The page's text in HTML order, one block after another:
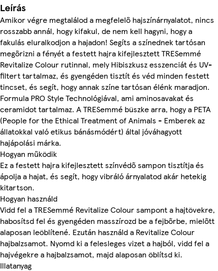
Leírás
Amikor végre megtalálod a megfelelő hajszínárnyalatot, nincs
rosszabb annál, hogy kifakul, de nem kell hagyni, hogy a
fakulás eluralkodjon a hajadon! Segíts a színednek tartósan
megőrizni a fényét a festett hajra kifejlesztett TRESemmé
Revitalize Colour rutinnal, mely Hibiszkusz esszenciát és UV-
filtert tartalmaz, és gyengéden tisztít és véd minden festett
tincset, és segít, hogy annak színe tartósan élénk maradjon.
Formula PRO Style Technológiával, ami aminosavakat és
ceramidot tartalmaz. A TRESemmé büszke arra, hogy a PETA
(People for the Ethical Treatment of Animals - Emberek az
állatokkal való etikus bánásmódért) által jóváhagyott
hajápolási márka.
Hogyan működik
Ez a festett hajra kifejlesztett színvédő sampon tisztítja és
ápolja a hajat, és segít, hogy vibráló árnyalatod akár hetekig
kitartson.
Hogyan használd
Vidd fel a TRESemmé Revitalize Colour sampont a hajtövekre,
habosítsd fel és gyengéden masszírozd be a fejbőrbe, mielőtt
alaposan leöblítené. Ezután használd a Revitalize Colour
hajbalzsamot. Nyomd ki a felesleges vizet a hajból, vidd fel a
hajvégekre a hajbalzsamot, majd alaposan öblítsd ki.
Illatanyag